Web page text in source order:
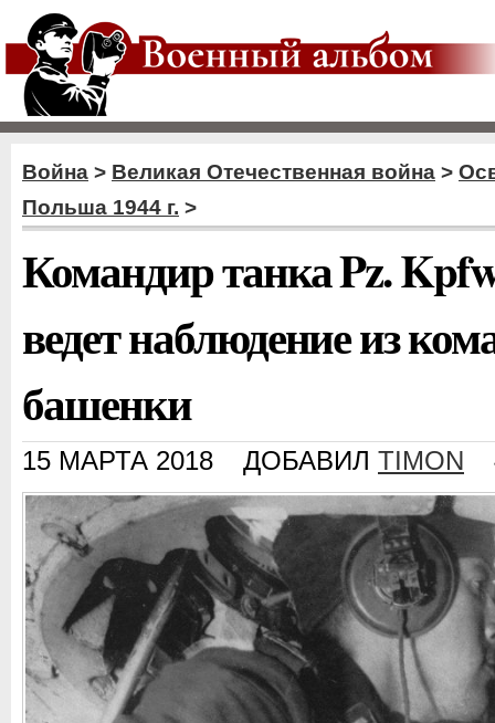
Война > Великая Отечественная война >
Польша 1944 г. >
Командир танка Pz.
ведет наблюдение из
башенки
15 МАРТА 2018 ДОБАВИЛ TIMON